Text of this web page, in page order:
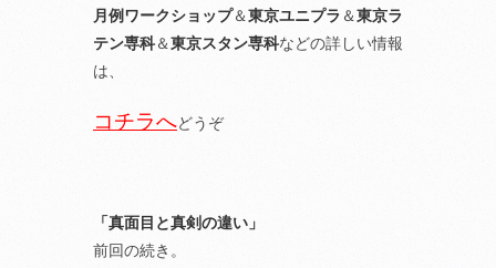
月例ワークショップ＆東京ユニプラ ＆東京ラ
テン専科＆東京スタン専科などの詳しい情報
は、
コチラへどうぞ
「真面目と真剣の違い」
前回の続き。